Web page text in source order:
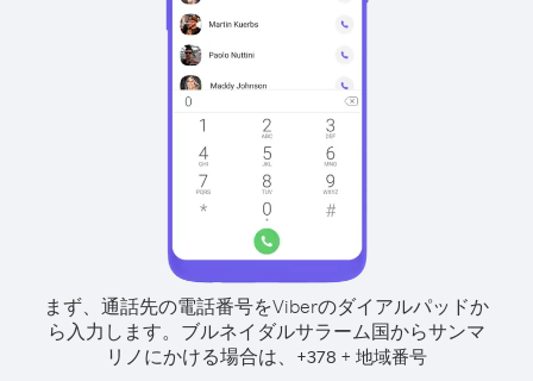
まず、通話先の電話番号をViberのダイアルパッドか
ら入力します。 ブルネイダルサラーム国からサンマ
リノにかける場合は、 +378 + 地域番号